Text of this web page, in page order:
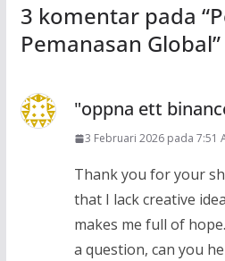
3 komentar pada “
Pemanasan Global”
"oppna ett
3 Februari 2026 pada 7:51
Thank you for your
that I lack creative
makes me full of
a question, can you